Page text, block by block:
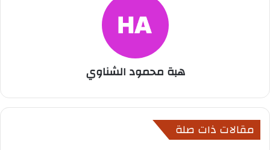
هبة محمود الشناوي
مقالات ذات صلة